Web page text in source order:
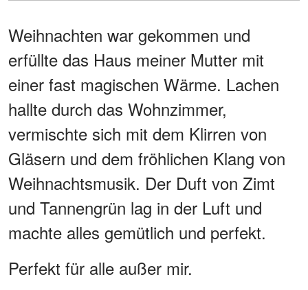
Weihnachten war gekommen und
erfüllte das Haus meiner Mutter mit
einer fast magischen Wärme. Lachen
hallte durch das Wohnzimmer,
vermischte sich mit dem Klirren von
Gläsern und dem fröhlichen Klang von
Weihnachtsmusik. Der Duft von Zimt
und Tannengrün lag in der Luft und
machte alles gemütlich und perfekt.
Perfekt für alle außer mir.